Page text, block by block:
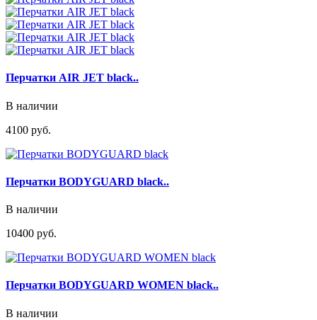
Перчатки AIR JET black..
В наличии
4100 руб.
Перчатки BODYGUARD black..
В наличии
10400 руб.
Перчатки BODYGUARD WOMEN black..
В наличии